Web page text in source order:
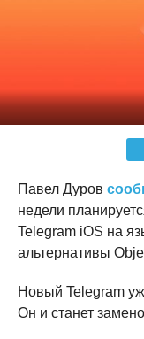
Павел Дуров
недели
Telegram iOS на
альтернативы
Новый Telegram
Он и станет